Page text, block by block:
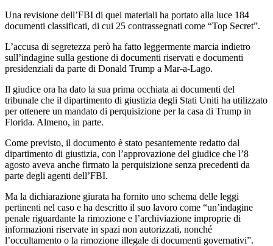
Una revisione dell’FBI di quei materiali ha portato alla luce 184
documenti classificati, di cui 25 contrassegnati come “Top Secret”.
L’accusa di segretezza però ha fatto leggermente marcia indietro
sull’indagine sulla gestione di documenti riservati e documenti
presidenziali da parte di Donald Trump a Mar-a-Lago.
Il giudice ora ha dato la sua prima occhiata ai documenti del
tribunale che il dipartimento di giustizia degli Stati Uniti ha utilizzato
per ottenere un mandato di perquisizione per la casa di Trump in
Florida. Almeno, in parte.
Come previsto, il documento è stato pesantemente redatto dal
dipartimento di giustizia, con l’approvazione del giudice che l’8
agosto aveva anche firmato la perquisizione senza precedenti da
parte degli agenti dell’FBI.
Ma la dichiarazione giurata ha fornito uno schema delle leggi
pertinenti nel caso e ha descritto il suo lavoro come “un’indagine
penale riguardante la rimozione e l’archiviazione improprie di
informazioni riservate in spazi non autorizzati, nonché
l’occultamento o la rimozione illegale di documenti governativi”.